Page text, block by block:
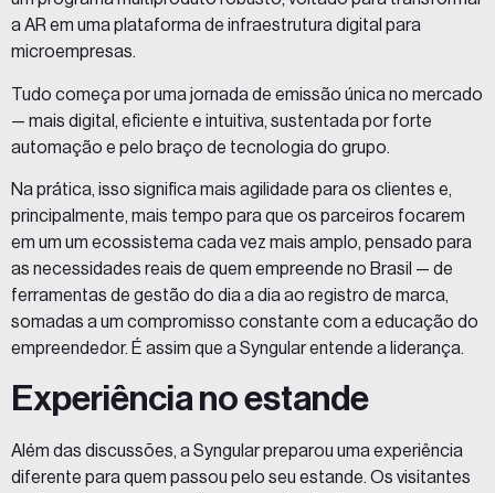
a AR em uma plataforma de infraestrutura digital para
microempresas.
Tudo começa por uma jornada de emissão única no mercado
— mais digital, eficiente e intuitiva, sustentada por forte
automação e pelo braço de tecnologia do grupo.
Na prática, isso significa mais agilidade para os clientes e,
principalmente, mais tempo para que os parceiros focarem
em um um ecossistema cada vez mais amplo, pensado para
as necessidades reais de quem empreende no Brasil — de
ferramentas de gestão do dia a dia ao registro de marca,
somadas a um compromisso constante com a educação do
empreendedor. É assim que a Syngular entende a liderança.
Experiência no estande
Além das discussões, a Syngular preparou uma experiência
diferente para quem passou pelo seu estande. Os visitantes